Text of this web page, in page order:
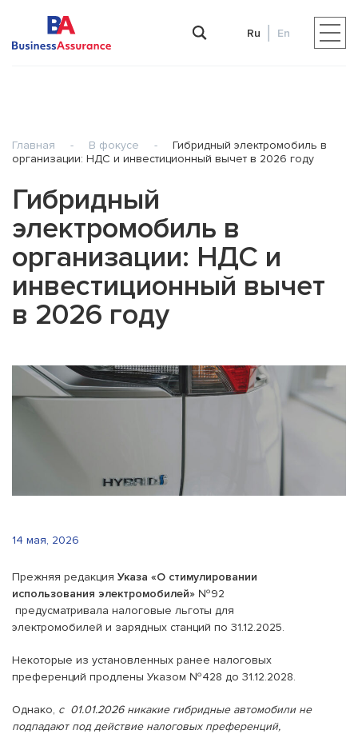
Ru En
Главная - В фокусе -
Гибридный электромобиль в
организации: НДС и инвестиционный вычет в 2026 году
Гибридный
электромобиль в
организации: НДС и
инвестиционный вычет
в 2026 году
14 мая, 2026
Прежняя редакция Указа «О стимулировании
использования электромобилей» №92
предусматривала налоговые льготы для
электромобилей и зарядных станций по 31.12.2025.
Некоторые из установленных ранее налоговых
преференций продлены Указом №428 до 31.12.2028.
Однако, с 01.01.2026 никакие гибридные автомобили не
подпадают под действие налоговых преференций,